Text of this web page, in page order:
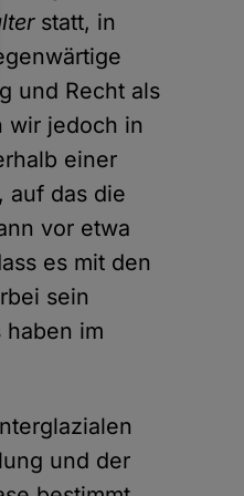
statt, in
und Recht als
wir jedoch in
einer
, auf das die
vor etwa
es mit den
sein
haben im
und der